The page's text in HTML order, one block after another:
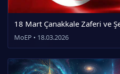
18 Mart Çanakkale Zaferi ve
MoEP • 18.03.2026